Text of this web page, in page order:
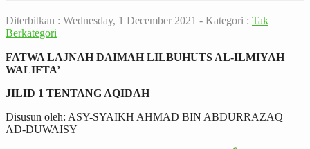
Diterbitkan : Wednesday, 1 December 2021 - Kategori : Tak
Berkategori
FATWA LAJNAH DAIMAH LILBUHUTS AL-ILMIYAH
WALIFTA’
JILID 1 TENTANG AQIDAH
Disusun oleh: ASY-SYAIKH AHMAD BIN ABDURRAZAQ
AD-DUWAISY